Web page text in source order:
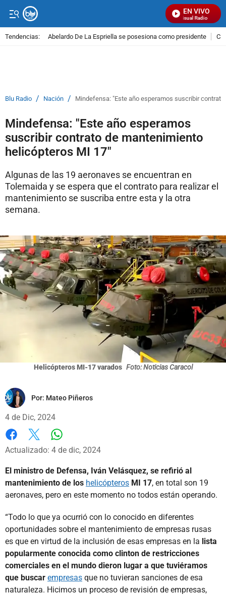
EN VIVO
Señal Visual Radio
Tendencias: Abelardo De La Espriella se posesiona como presidente
Blu Radio / Nación / Mindefensa: "Este año esperamos suscribir
Mindefensa: "Este año esperamos
suscribir contrato de mantenimiento
helicópteros MI 17"
Algunas de las 19 aeronaves se encuentran en
Tolemaida y se espera que el contrato para realizar el
mantenimiento se suscriba entre esta y la otra
semana.
Helicópteros MI-17 varados Foto: Noticias Caracol
Por: Mateo Piñeros
4 de Dic, 2024
Facebook
X
Actualizado: 4 de dic, 2024
El ministro de Defensa, Iván Velásquez, se refirió al
mantenimiento de los helicópteros MI 17, en total son 19
aeronaves, pero en este momento no todos están operando.
“Todo lo que ya ocurrió con lo conocido en diferentes
oportunidades sobre el mantenimiento de empresas rusas
es que en virtud de la inclusión de esas empresas en la lista
popularmente conocida como clinton de restricciones
comerciales en el mundo dieron lugar a que tuviéramos
que buscar empresas que no tuvieran sanciones de esa
naturaleza. Hicimos un proceso de revisión de empresas,